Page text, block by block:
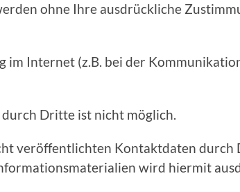
ohne Ihre ausdrückliche
Internet (z.B. bei der
Dritte ist nicht möglich.
veröffentlichten Kontaktdaten
wird hiermit